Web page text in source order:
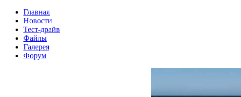
Главная
Новости
Тест-драйв
Файлы
Галерея
Форум